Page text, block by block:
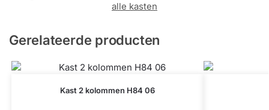
alle kasten
Gerelateerde producten
Kast 2 kolommen H84 06